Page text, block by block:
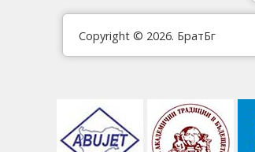
Copyright © 2026. БратБг